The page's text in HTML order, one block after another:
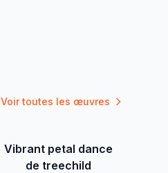
Voir toutes les œuvres
Vibrant petal dance
de treechild